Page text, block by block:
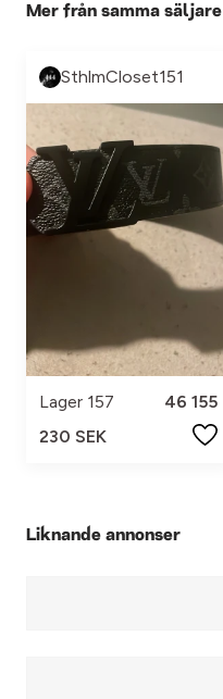
Mer från samma säljare
SthlmCloset151
Lager 157
46 155
230 SEK
Liknande annonser